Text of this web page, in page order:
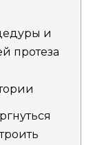
и
протеза